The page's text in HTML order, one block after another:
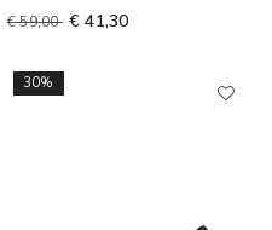
€ 59,00 € 41,30
30%